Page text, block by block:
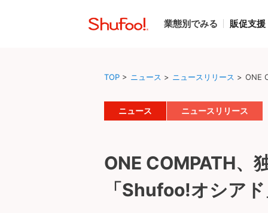
業態別でみる 販促支援
TOP > ニュース > ニュースリリース > ONE
ニュース ニュースリリース
ONE COMPATH、
「Shufoo!オシア